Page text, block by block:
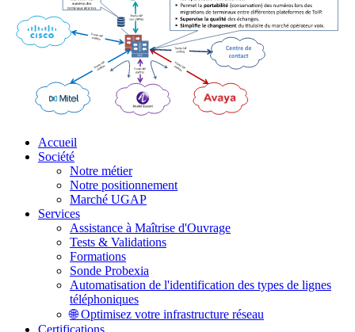
Accueil
Société
Notre métier
Notre positionnement
Marché UGAP
Services
Assistance à Maîtrise d'Ouvrage
Tests & Validations
Formations
Sonde Probexia
Automatisation de l'identification des types de lignes
téléphoniques
🌐 Optimisez votre infrastructure réseau